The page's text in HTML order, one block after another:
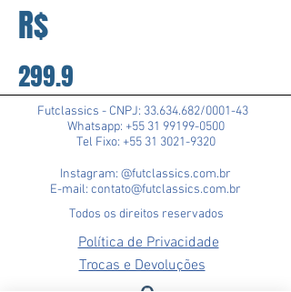
R$
299.9
Futclassics - CNPJ: 33.634.682/0001-43
Whatsapp: +55 31 99199-0500
Tel Fixo: +55 31 3021-9320
Instagram: @futclassics.com.br
E-mail: contato@futclassics.com.br
Todos os direitos reservados
Política de Privacidade
Trocas e Devoluções